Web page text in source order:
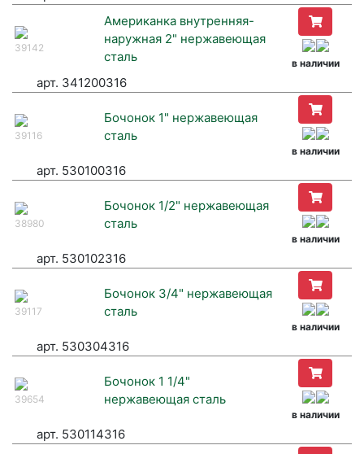
39142
Американка внутренняя-
наружная 2" нержавеющая
сталь
в наличии
арт. 341200316
39116
Бочонок 1" нержавеющая
сталь
в наличии
арт. 530100316
38980
Бочонок 1/2" нержавеющая
сталь
в наличии
арт. 530102316
39117
Бочонок 3/4" нержавеющая
сталь
в наличии
арт. 530304316
39654
Бочонок 1 1/4"
нержавеющая сталь
в наличии
арт. 530114316